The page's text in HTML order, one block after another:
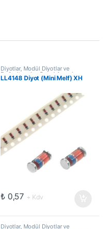
Diyotlar, Modül Diyotlar ve
Doğrultucular Genel Amaçlı
Diyotlar, Güç Yarı İletkenleri
LL4148 Diyot (Mini Melf) XH
₺0,57 + Kdv
Diyotlar, Modül Diyotlar ve